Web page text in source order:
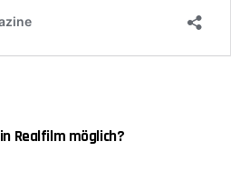
Realfilm möglich?